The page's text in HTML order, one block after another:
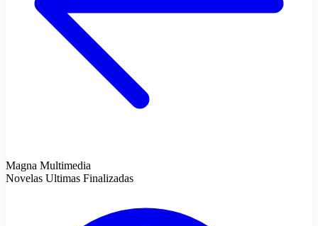
Magna Multimedia
Novelas Ultimas Finalizadas